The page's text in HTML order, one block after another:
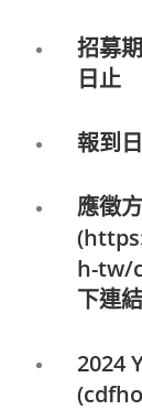
招募
日止
報到
應徵
(
h-tw/
下連
2024